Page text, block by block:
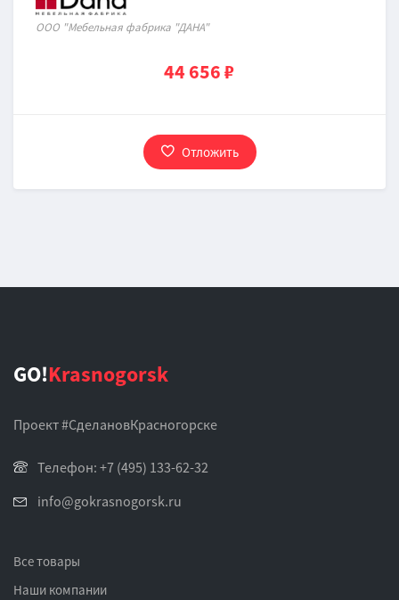
ООО "Мебельная фабрика "ДАНА"
44 656 ₽
Отложить
GO!Krasnogorsk
Проект #СделановКрасногорске
Телефон: +7 (495) 133-62-32
info@gokrasnogorsk.ru
Все товары
Наши компании